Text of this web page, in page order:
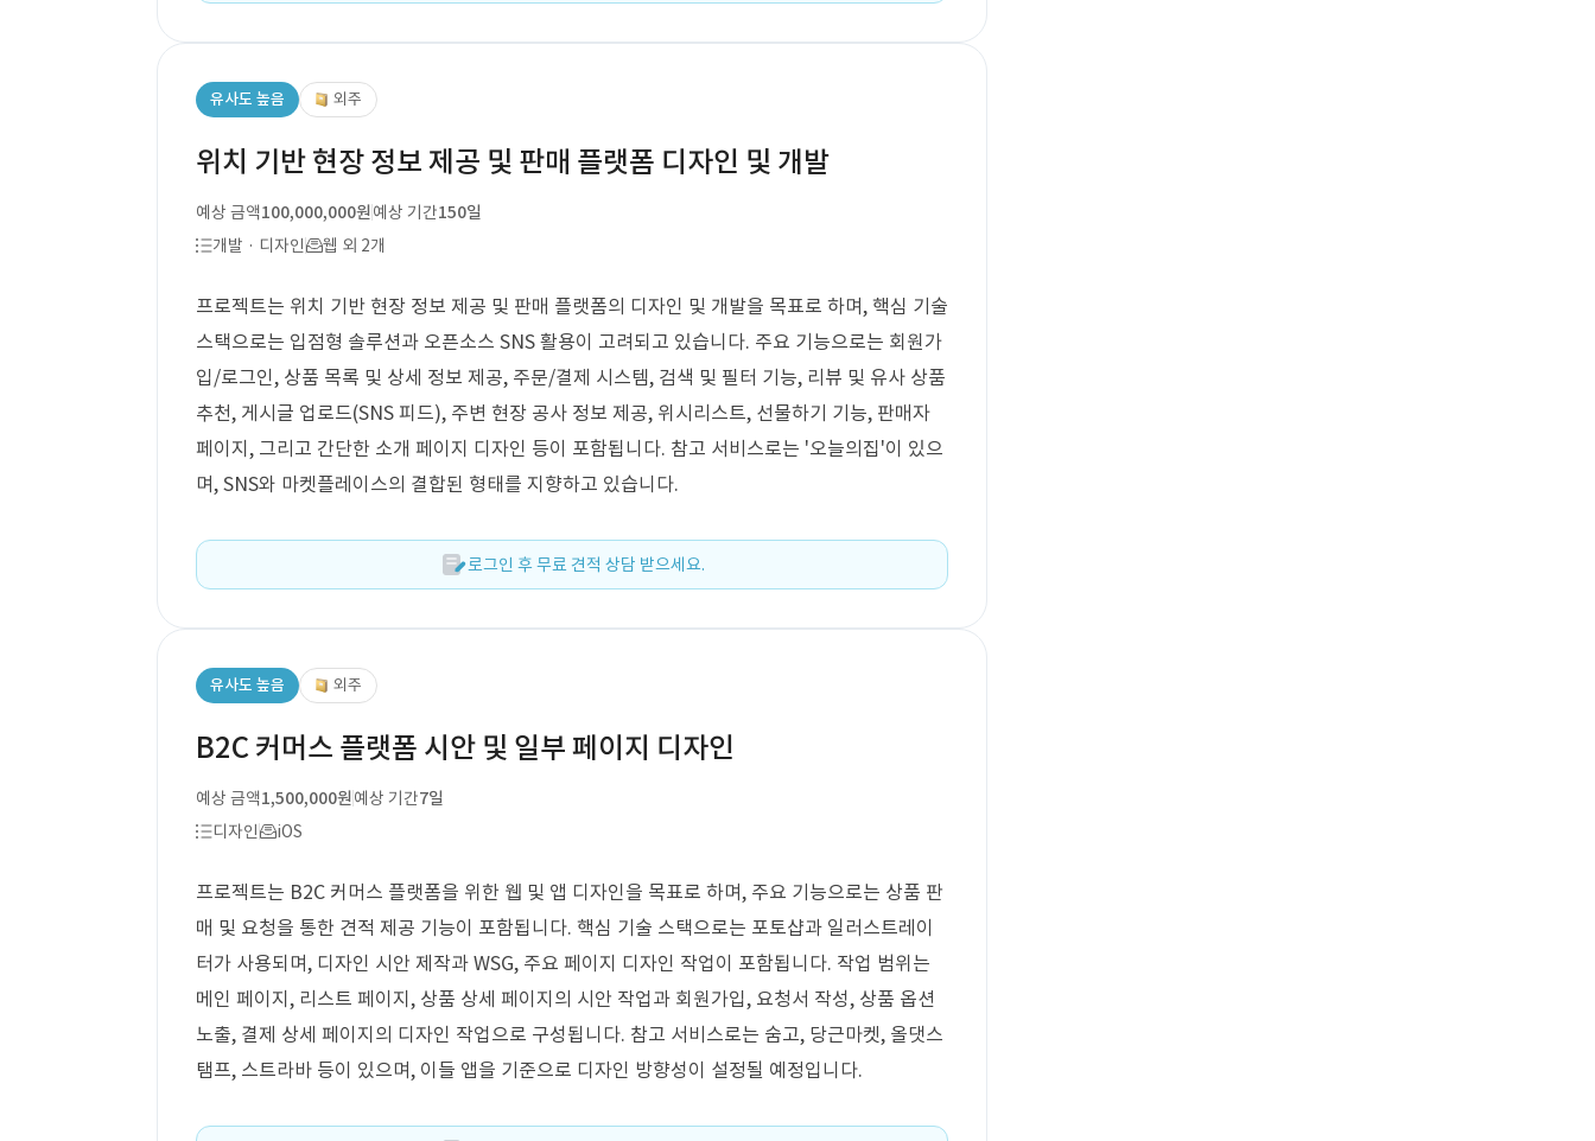
유사도 높음 외주
위치 기반 현장 정보 제공 및 판매 플랫폼 디자인 및 개발
예상 금액100,000,000원예상 기간150일
개발 · 디자인
웹 외 2개
프로젝트는 위치 기반 현장 정보 제공 및 판매 플랫폼의 디자인 및 개발을 목표로 하며, 핵심 기술
스택으로는 입점형 솔루션과 오픈소스 SNS 활용이 고려되고 있습니다. 주요 기능으로는 회원가
입/로그인, 상품 목록 및 상세 정보 제공, 주문/결제 시스템, 검색 및 필터 기능, 리뷰 및 유사 상품
추천, 게시글 업로드(SNS 피드), 주변 현장 공사 정보 제공, 위시리스트, 선물하기 기능, 판매자
페이지, 그리고 간단한 소개 페이지 디자인 등이 포함됩니다. 참고 서비스로는 '오늘의집'이 있으
며, SNS와 마켓플레이스의 결합된 형태를 지향하고 있습니다.
로그인 후 무료 견적 상담 받으세요.
유사도 높음 외주
B2C 커머스 플랫폼 시안 및 일부 페이지 디자인
예상 금액1,500,000원예상 기간7일
디자인
iOS
프로젝트는 B2C 커머스 플랫폼을 위한 웹 및 앱 디자인을 목표로 하며, 주요 기능으로는 상품 판
매 및 요청을 통한 견적 제공 기능이 포함됩니다. 핵심 기술 스택으로는 포토샵과 일러스트레이
터가 사용되며, 디자인 시안 제작과 WSG, 주요 페이지 디자인 작업이 포함됩니다. 작업 범위는
메인 페이지, 리스트 페이지, 상품 상세 페이지의 시안 작업과 회원가입, 요청서 작성, 상품 옵션
노출, 결제 상세 페이지의 디자인 작업으로 구성됩니다. 참고 서비스로는 숨고, 당근마켓, 올댓스
탬프, 스트라바 등이 있으며, 이들 앱을 기준으로 디자인 방향성이 설정될 예정입니다.